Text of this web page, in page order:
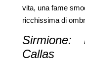
vita, una fame
ricchissima di
Callas